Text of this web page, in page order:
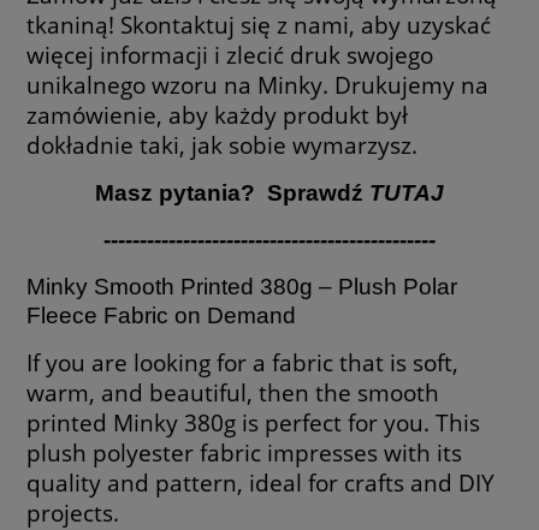
tkaniną! Skontaktuj się z nami, aby uzyskać
więcej informacji i zlecić druk swojego
unikalnego wzoru na Minky. Drukujemy na
zamówienie, aby każdy produkt był
dokładnie taki, jak sobie wymarzysz.
Masz pytania? Sprawdź TUTAJ
----------------------------------------------
Minky Smooth Printed 380g – Plush Polar
Fleece Fabric on Demand
If you are looking for a fabric that is soft,
warm, and beautiful, then the smooth
printed Minky 380g is perfect for you. This
plush polyester fabric impresses with its
quality and pattern, ideal for crafts and DIY
projects.